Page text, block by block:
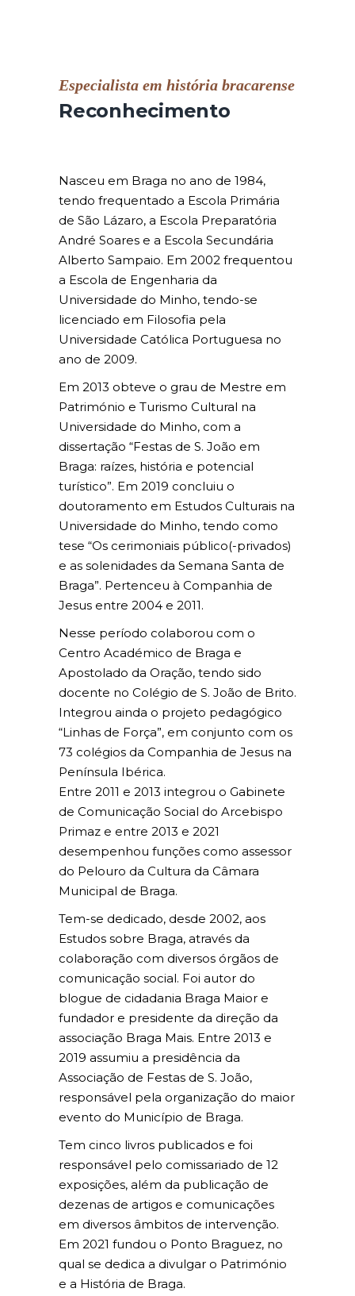
Especialista em história bracarense
Reconhecimento
Nasceu em Braga no ano de 1984,
tendo frequentado a Escola Primária
de São Lázaro, a Escola Preparatória
André Soares e a Escola Secundária
Alberto Sampaio. Em 2002 frequentou
a Escola de Engenharia da
Universidade do Minho, tendo-se
licenciado em Filosofia pela
Universidade Católica Portuguesa no
ano de 2009.
Em 2013 obteve o grau de Mestre em
Património e Turismo Cultural na
Universidade do Minho, com a
dissertação “Festas de S. João em
Braga: raízes, história e potencial
turístico”. Em 2019 concluiu o
doutoramento em Estudos Culturais na
Universidade do Minho, tendo como
tese “Os cerimoniais público(-privados)
e as solenidades da Semana Santa de
Braga”. Pertenceu à Companhia de
Jesus entre 2004 e 2011.
Nesse período colaborou com o
Centro Académico de Braga e
Apostolado da Oração, tendo sido
docente no Colégio de S. João de Brito.
Integrou ainda o projeto pedagógico
“Linhas de Força”, em conjunto com os
73 colégios da Companhia de Jesus na
Península Ibérica.
Entre 2011 e 2013 integrou o Gabinete
de Comunicação Social do Arcebispo
Primaz e entre 2013 e 2021
desempenhou funções como assessor
do Pelouro da Cultura da Câmara
Municipal de Braga.
Tem-se dedicado, desde 2002, aos
Estudos sobre Braga, através da
colaboração com diversos órgãos de
comunicação social. Foi autor do
blogue de cidadania Braga Maior e
fundador e presidente da direção da
associação Braga Mais. Entre 2013 e
2019 assumiu a presidência da
Associação de Festas de S. João,
responsável pela organização do maior
evento do Município de Braga.
Tem cinco livros publicados e foi
responsável pelo comissariado de 12
exposições, além da publicação de
dezenas de artigos e comunicações
em diversos âmbitos de intervenção.
Em 2021 fundou o Ponto Braguez, no
qual se dedica a divulgar o Património
e a História de Braga.